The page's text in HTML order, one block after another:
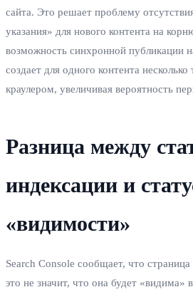
сайта. Это решает проблему
указания» для нового контента на
возможность синхронной публикации
создает для одного контента
краулером, увеличивая вероятность
Разница между
индексации и
«видимости»
Search Console сообщает, что
это не значит, что она будет «видима»